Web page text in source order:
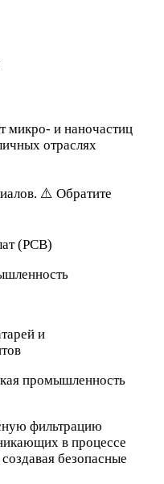
микро- и наночастиц
отраслях
⚠️ Обратите
(PCB)
и
промышленность
фильтрацию
в процессе
безопасные